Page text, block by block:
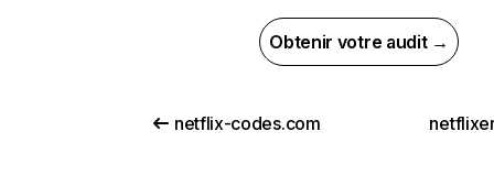
Obtenir votre audit →
netflix-codes.com